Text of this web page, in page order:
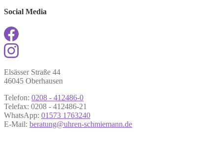
Social Media
Elsässer Straße 44
46045 Oberhausen
Telefon: 0208 - 412486-0
Telefax: 0208 - 412486-21
WhatsApp: 01573 1763240
E-Mail: beratung@uhren-schmiemann.de